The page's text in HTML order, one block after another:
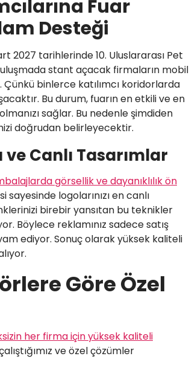
Fuar
Desteği
2027 tarihlerinde 10. Uluslararası Pet
stant açacak firmaların mobil
binlerce katılımcı koridorlarda
Bu durum, fuarın en etkili ve en
sağlar. Bu nedenle şimdiden
doğrudan belirleyecektir.
ve Canlı Tasarımlar
görsellik ve dayanıklılık ön
logolarınızı en canlı
birebir yansıtan bu teknikler
Böylece reklamınız sadece satış
ediyor. Sonuç olarak yüksek kaliteli
Göre Özel
her firma için yüksek kaliteli
ve özel çözümler